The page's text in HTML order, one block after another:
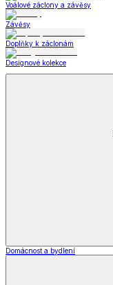
Voálové záclony a závěsy
Závěsy
Doplňky k záclonám
Designové kolekce
Domácnost a bydlení